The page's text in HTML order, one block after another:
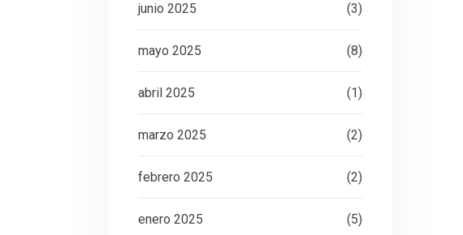
junio 2025 (3)
mayo 2025 (8)
abril 2025 (1)
marzo 2025 (2)
febrero 2025 (2)
enero 2025 (5)